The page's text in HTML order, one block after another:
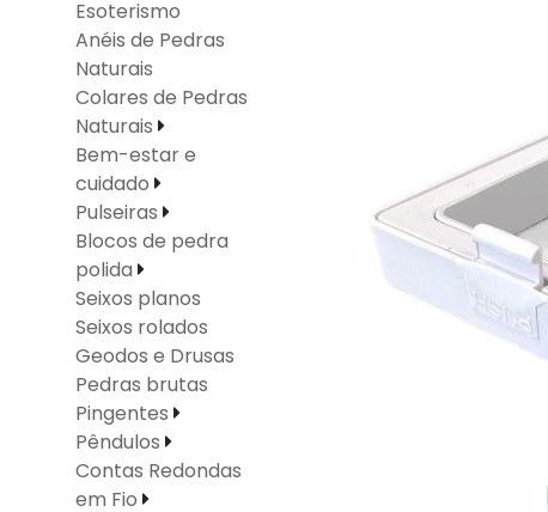
Esoterismo
Anéis de Pedras
Naturais
Colares de Pedras
Naturais
Bem-estar e
cuidado
Pulseiras
Blocos de pedra
polida
Seixos planos
Seixos rolados
Geodos e Drusas
Pedras brutas
Pingentes
Pêndulos
Contas Redondas
em Fio